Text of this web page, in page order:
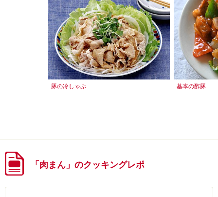
豚の冷しゃぶ 基本の酢豚
「肉まん」のクッキングレポ